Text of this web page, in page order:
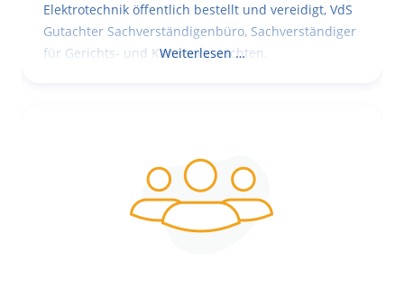
Elektrotechnik öffentlich bestellt und vereidigt, VdS
Gutachter Sachverständigenbüro, Sachverständiger
für Gerichts- und Kammergutachten,
Weiterlesen …